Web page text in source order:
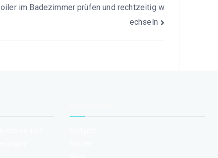
im Badezimmer prüfen und rechtzeitig w
echseln